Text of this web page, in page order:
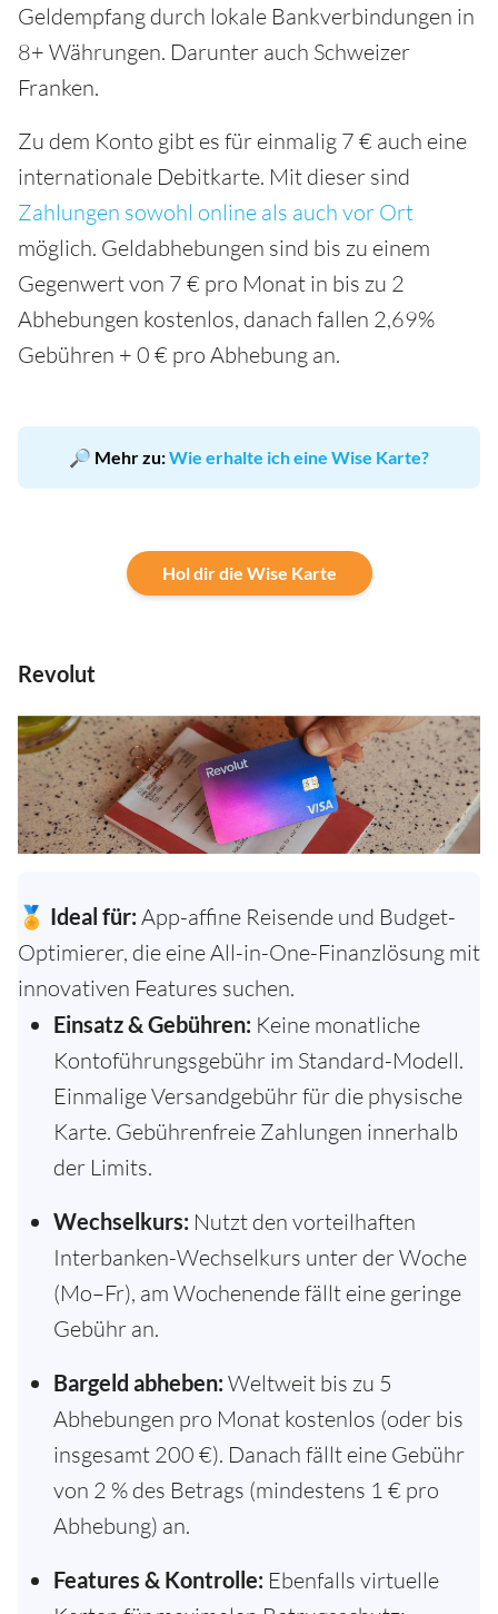
Geldempfang durch lokale Bankverbindungen in
8+ Währungen. Darunter auch Schweizer
Franken.
Zu dem Konto gibt es für einmalig 7 € auch eine
internationale Debitkarte. Mit dieser sind
Zahlungen sowohl online als auch vor Ort
möglich. Geldabhebungen sind bis zu einem
Gegenwert von 7 € pro Monat in bis zu 2
Abhebungen kostenlos, danach fallen 2,69%
Gebühren + 0 € pro Abhebung an.
🔎 Mehr zu:Wie erhalte ich eine Wise Karte?
Hol dir die Wise Karte
Revolut
🏅 Ideal für: App-affine Reisende und Budget-
Optimierer, die eine All-in-One-Finanzlösung mit
innovativen Features suchen.
Einsatz & Gebühren: Keine monatliche
Kontoführungsgebühr im Standard-Modell.
Einmalige Versandgebühr für die physische
Karte. Gebührenfreie Zahlungen innerhalb
der Limits.
Wechselkurs: Nutzt den vorteilhaften
Interbanken-Wechselkurs unter der Woche
(Mo–Fr), am Wochenende fällt eine geringe
Gebühr an.
Bargeld abheben: Weltweit bis zu 5
Abhebungen pro Monat kostenlos (oder bis
insgesamt 200 €). Danach fällt eine Gebühr
von 2 % des Betrags (mindestens 1 € pro
Abhebung) an.
Features & Kontrolle: Ebenfalls virtuelle